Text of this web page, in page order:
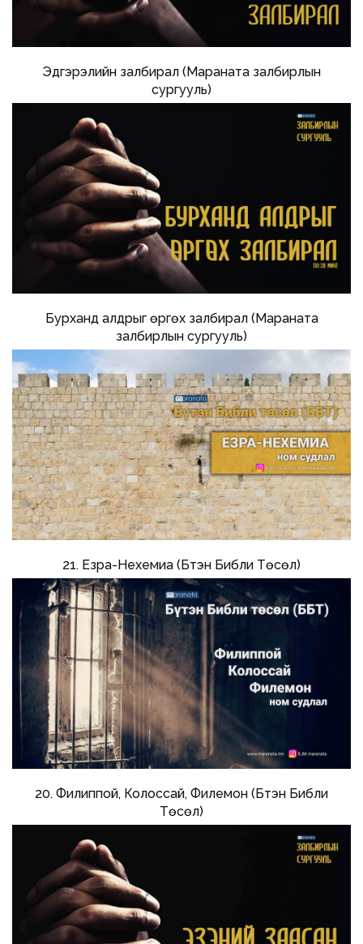
Эдгэрэлийн залбирал (Мараната залбирлын
сургууль)
Бурханд алдрыг өргөх залбирал (Мараната
залбирлын сургууль)
21. Езра-Нехемиа (Бүтэн Библи Төсөл)
20. Филиппой, Колоссай, Филемон (Бүтэн Библи
Төсөл)